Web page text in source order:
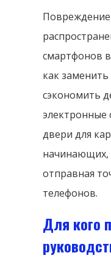
смартфонов
как
сэкономить
электронные
двери для
начинающих,
отправная
телефонов.
Для кого